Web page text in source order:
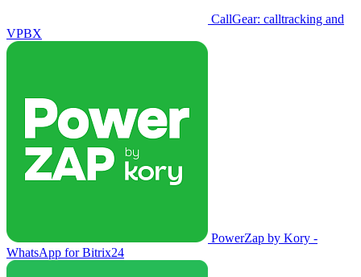
CallGear: calltracking and
VPBX
PowerZap by Kory -
WhatsApp for Bitrix24